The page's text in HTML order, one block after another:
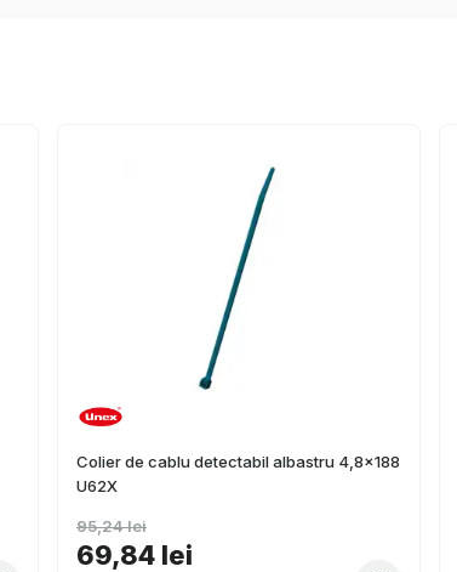
Colier de cablu detectabil albastru 4,8x188
U62X
69,84 lei
95,24 lei